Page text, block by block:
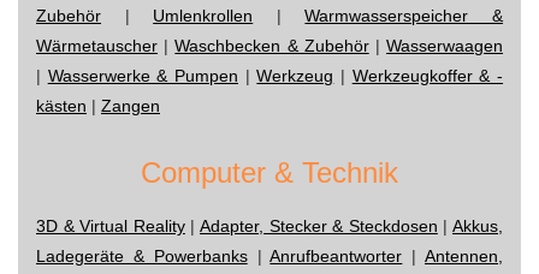
Zubehör | Umlenkrollen |Warmwasserspeicher &
Wärmetauscher |Waschbecken & Zubehör|Wasserwaagen
| Wasserwerke & Pumpen |Werkzeug | Werkzeugkoffer & -
kästen | Zangen
Computer & Technik
3D & Virtual Reality|Adapter, Stecker & Steckdosen |Akkus,
Ladegeräte & Powerbanks|Anrufbeantworter |Antennen,